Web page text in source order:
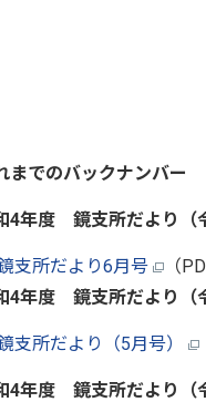
までのバックナンバー
4年度 鏡支所だより（
支所だより6月号
（
4年度 鏡支所だより（
支所だより（5月号）
4年度 鏡支所だより（